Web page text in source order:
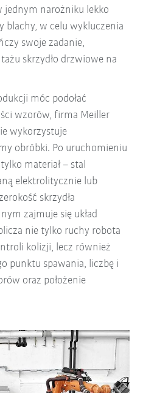
jednym narożniku lekko
blachy, w celu wykluczenia
swoje zadanie,
skrzydło drzwiowe na
móc podołać
wzorów, firma Meiller
wykorzystuje
obróbki. Po uruchomieniu
materiał – stal
elektrolitycznie lub
skrzydła
zajmuje się układ
nie tylko ruchy robota
kolizji, lecz również
punktu spawania, liczbę i
oraz położenie